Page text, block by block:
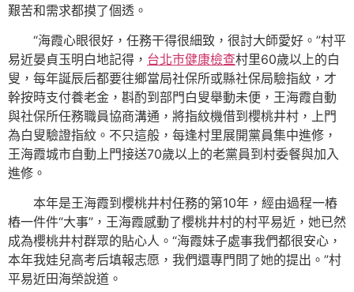
艱苦和需求都摸了個透。
“海霞心眼很好，任務干得很細致，很討大師愛好。”村平
易近晏貞玉明白地記得， 台北巿健康檢查村里60歲以上的白
叟，每年誕辰后都要往鄉當局社保所或縣社保局驗指紋，才
幹按時支付養老金，斟酌到部門白叟舉動未便，王海霞自動
與社保所任務職員協商溝通，將指紋機借到櫻桃井村，上門
為白叟驗證指紋。不只這般，每逢村里展開黨員集中進修，
王海霞城市自動上門接送70歲以上的老黨員到村委餐與加入
進修。
本年是王海霞到櫻桃井村任務的第10年，經由過程一樁
樁一件件“大事”，王海霞感動了櫻桃井村的村平易近，她已然
成為櫻桃井村群眾的貼心人。“海霞妹子處事我們都很安心，
本年我娃兒高考后填報志愿，我們還專門問了她的提出。”村
平易近田海榮說道。